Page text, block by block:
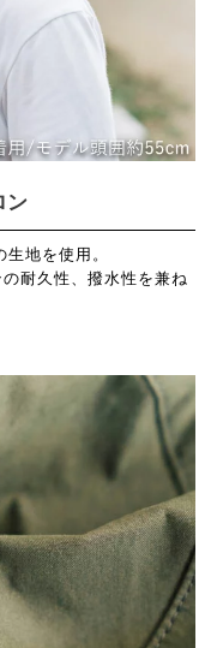
ン
地を使用。
耐久性、撥水性を兼ね